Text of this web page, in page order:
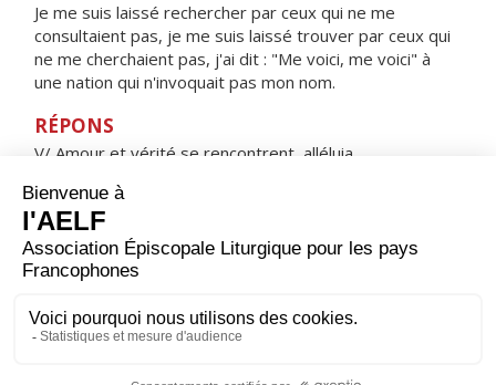
Je me suis laissé rechercher par ceux qui ne me
consultaient pas, je me suis laissé trouver par ceux qui
ne me cherchaient pas, j'ai dit : "Me voici, me voici" à
une nation qui n'invoquait pas mon nom.
RÉPONS
V/ Amour et vérité se rencontrent, alléluia,
ORAISON
Dieu éternel et tout-puissant, tu as voulu que tout
effort de l’homme vers toi trouve son origine et son
d’être comptés dans la part du Christ qui résume en lui
le salut du genre humain. Lui qui règne.